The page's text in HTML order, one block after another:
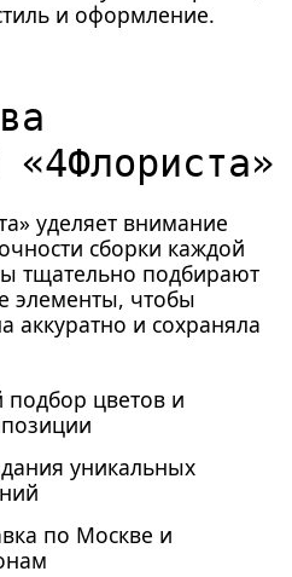
и оформление.
«4Флориста»
уделяет внимание
сборки каждой
тщательно подбирают
элементы, чтобы
аккуратно и сохраняла
цветов и
уникальных
по Москве и